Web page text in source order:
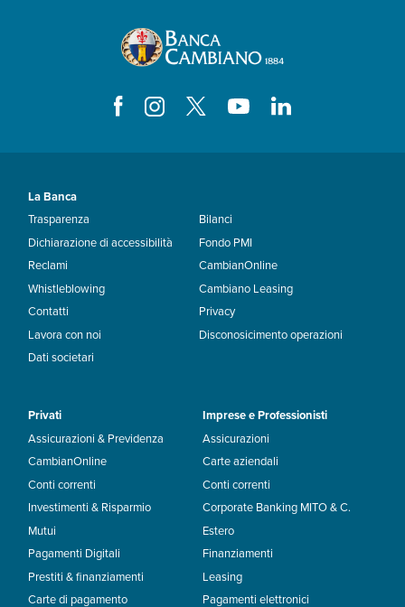
La Banca
Trasparenza
Dichiarazione di accessibilità
Reclami
Whistleblowing
Contatti
Lavora con noi
Dati societari
Bilanci
Fondo PMI
CambianOnline
Cambiano Leasing
Privacy
Disconosicimento operazioni
Privati
Assicurazioni & Previdenza
CambianOnline
Conti correnti
Investimenti & Risparmio
Mutui
Pagamenti Digitali
Prestiti & finanziamenti
Carte di pagamento
Imprese e Professionisti
Assicurazioni
Carte aziendali
Conti correnti
Corporate Banking MITO & C.
Estero
Finanziamenti
Leasing
Pagamenti elettronici